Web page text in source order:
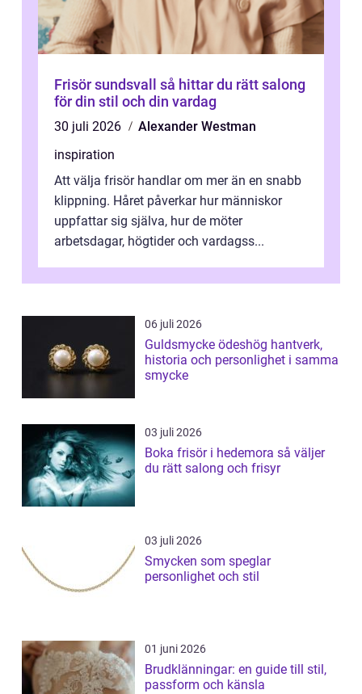
Frisör sundsvall så hittar du rätt salong
för din stil och din vardag
30 juli 2026
Alexander Westman
inspiration
Att välja frisör handlar om mer än en snabb
klippning. Håret påverkar hur människor
uppfattar sig själva, hur de möter
arbetsdagar, högtider och vardagss...
06 juli 2026
Guldsmycke ödeshög hantverk,
historia och personlighet i samma
smycke
03 juli 2026
Boka frisör i hedemora så väljer
du rätt salong och frisyr
03 juli 2026
Smycken som speglar
personlighet och stil
01 juni 2026
Brudklänningar: en guide till stil,
passform och känsla